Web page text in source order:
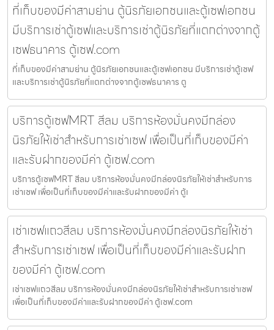
ที่เก็บของมีค่าสามย่าน ตู้นิรภัยเอกชนและตู้เซฟเอกชน
มีบริการเช่าตู้เซฟและบริการเช่าตู้นิรภัยที่แตกต่างจากตู้
เซฟธนาคาร ตู้เซฟ.com
ที่เก็บของมีค่าสามย่าน ตู้นิรภัยเอกชนและตู้เซฟเอกชน มีบริการเช่าตู้เซฟ
และบริการเช่าตู้นิรภัยที่แตกต่างจากตู้เซฟธนาคาร ตู
บริการตู้เซฟMRT สีลม บริการห้องมั่นคงมีกล่อง
นิรภัยให้เช่าสำหรับการเช่าเซฟ เพื่อเป็นที่เก็บของมีค่า
และรับฝากของมีค่า ตู้เซฟ.com
บริการตู้เซฟMRT สีลม บริการห้องมั่นคงมีกล่องนิรภัยให้เช่าสำหรับการ
เช่าเซฟ เพื่อเป็นที่เก็บของมีค่าและรับฝากของมีค่า ตู้เ
เช่าเซฟแถวสีลม บริการห้องมั่นคงมีกล่องนิรภัยให้เช่า
สำหรับการเช่าเซฟ เพื่อเป็นที่เก็บของมีค่าและรับฝาก
ของมีค่า ตู้เซฟ.com
เช่าเซฟแถวสีลม บริการห้องมั่นคงมีกล่องนิรภัยให้เช่าสำหรับการเช่าเซฟ
เพื่อเป็นที่เก็บของมีค่าและรับฝากของมีค่า ตู้เซฟ.com